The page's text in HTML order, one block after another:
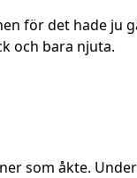
för det hade ju
och bara njuta.
som åkte.